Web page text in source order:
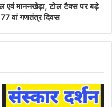
एवं माननखेड़ा, टोल टैक्स पर बड़े
वां गणतंत्र दिवस